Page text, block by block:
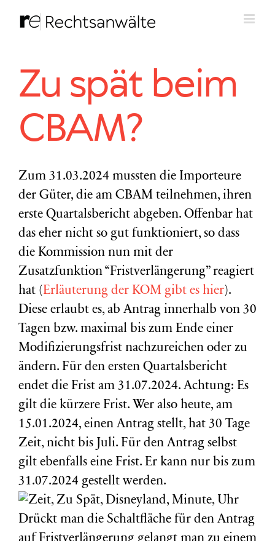
Inhalt
Zu spät beim
CBAM?
Zum 31.03.2024 mussten die Importeure
der Güter, die am CBAM teilnehmen, ihren
erste Quartalsbericht abgeben. Offenbar hat
das eher nicht so gut funktioniert, so dass
die Kommission nun mit der
Zusatzfunktion “Fristverlängerung” reagiert
hat (Erläuterung der KOM gibt es hier).
Diese erlaubt es, ab Antrag innerhalb von 30
Tagen bzw. maximal bis zum Ende einer
Modifizierungsfrist nachzureichen oder zu
ändern. Für den ersten Quartalsbericht
endet die Frist am 31.07.2024. Achtung: Es
gilt die kürzere Frist. Wer also heute, am
15.01.2024, einen Antrag stellt, hat 30 Tage
Zeit, nicht bis Juli. Für den Antrag selbst
gilt ebenfalls eine Frist. Er kann nur bis zum
31.07.2024 gestellt werden.
Drückt man die Schaltfläche für den Antrag